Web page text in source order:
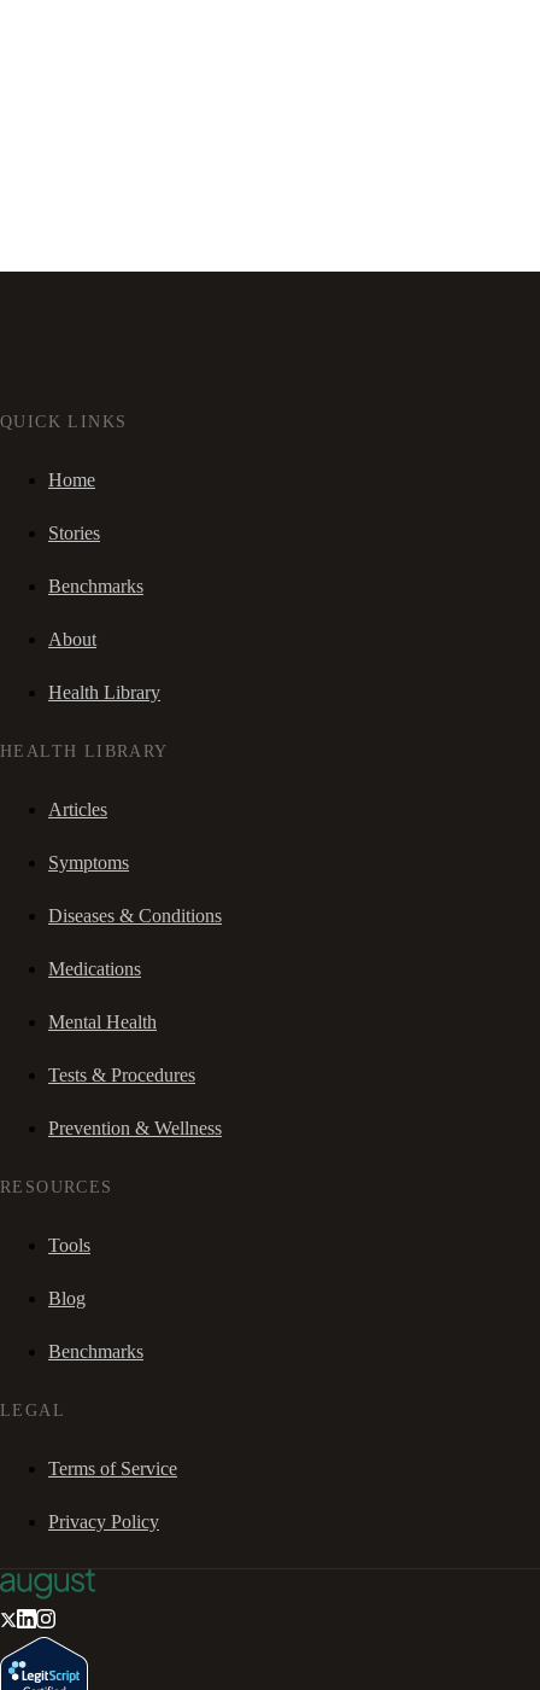
QUICK LINKS
Home
Stories
Benchmarks
About
Health Library
HEALTH LIBRARY
Articles
Symptoms
Diseases & Conditions
Medications
Mental Health
Tests & Procedures
Prevention & Wellness
RESOURCES
Tools
Blog
Benchmarks
LEGAL
Terms of Service
Privacy Policy